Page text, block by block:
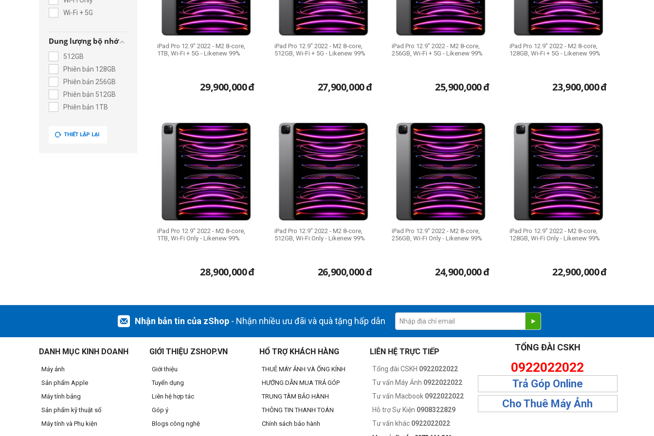
Wi-Fi + 5G
Dung lượng bộ nhớ
512GB
Phiên bản 128GB
Phiên bản 256GB
Phiên bản 512GB
Phiên bản 1TB
THIẾT LẬP LẠI
iPad Pro 12.9" 2022 - M2 8-core,
1TB, Wi-Fi + 5G - Likenew 99%
29,900,000đ
iPad Pro 12.9" 2022 - M2 8-core,
512GB, Wi-Fi + 5G - Likenew 99%
27,900,000đ
iPad Pro 12.9" 2022 - M2 8-core,
256GB, Wi-Fi + 5G - Likenew 99%
25,900,000đ
iPad Pro 12.9" 2022 - M2 8-core,
128GB, Wi-Fi + 5G - Likenew 99%
23,900,000đ
iPad Pro 12.9" 2022 - M2 8-core,
1TB, Wi-Fi Only - Likenew 99%
28,900,000đ
iPad Pro 12.9" 2022 - M2 8-core,
512GB, Wi-Fi Only - Likenew 99%
26,900,000đ
iPad Pro 12.9" 2022 - M2 8-core,
256GB, Wi-Fi Only - Likenew 99%
24,900,000đ
iPad Pro 12.9" 2022 - M2 8-core,
128GB, Wi-Fi Only - Likenew 99%
22,900,000đ
Nhận bản tin của zShop - Nhận nhiều ưu đãi và quà tặng hấp dẫn
DANH MỤC KINH DOANH
Máy ảnh
Sản phẩm Apple
Máy tính bảng
Sản phẩm kỹ thuật số
Máy tính và Phụ kiện
GIỚI THIỆU ZSHOP.VN
Giới thiệu
Tuyển dụng
Liên hệ hợp tác
Góp ý
Blogs công nghệ
HỔ TRỢ KHÁCH HÀNG
THUÊ MÁY ẢNH VÀ ỐNG KÍNH
HƯỚNG DẪN MUA TRẢ GÓP
TRUNG TÂM BẢO HÀNH
THÔNG TIN THANH TOÁN
Chính sách bảo hành
LIÊN HỆ TRỰC TIẾP
Tổng đài CSKH 0922022022
Tư vấn Máy Ảnh 0922022022
Tư vấn Macbook 0922022022
Hỗ trợ Sự Kiện 0908322829
Tư vấn khác 0922022022
TỔNG ĐÀI CSKH
0922022022
Trả Góp Online
Cho Thuê Máy Ảnh